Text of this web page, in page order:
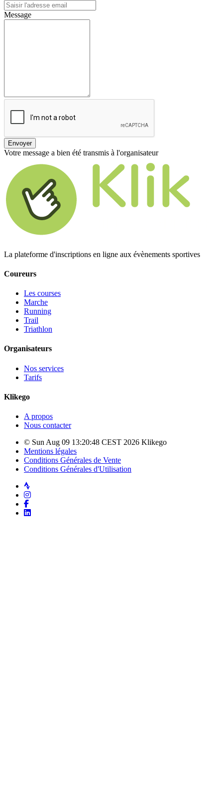
Message
Envoyer
Votre message a bien été transmis à l'organisateur
La plateforme d'inscriptions en ligne aux évènements sportives
Coureurs
Les courses
Marche
Running
Trail
Triathlon
Organisateurs
Nos services
Tarifs
Klikego
A propos
Nous contacter
© Sun Aug 09 13:20:48 CEST 2026 Klikego
Mentions légales
Conditions Générales de Vente
Conditions Générales d'Utilisation
Strava
Instagram
Facebook
LinkedIn